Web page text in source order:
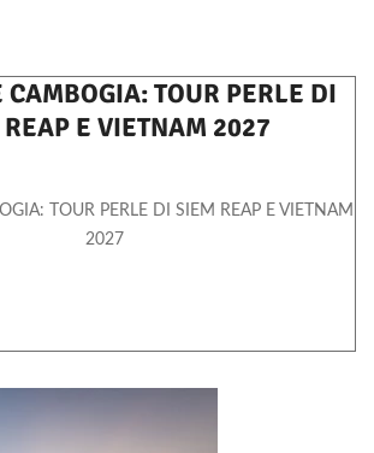
TOUR PERLE DI
E VIETNAM 2027
TOUR PERLE DI SIEM REAP E VIETNAM
2027